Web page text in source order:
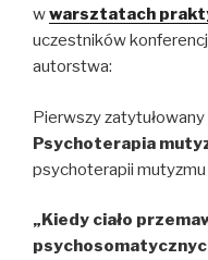
wwarsztatach
uczestników
autorstwa:
Pierwszy zatytułowany
Psychoterapia
psychoterapii
„Kiedy ciało